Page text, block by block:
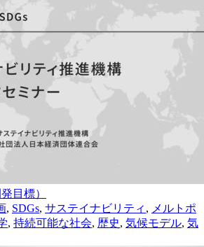
目標）
, SDGs, サステイナビリティ , メルトポ
, 持続可能な社会, 歴史, 気候モデル, 気